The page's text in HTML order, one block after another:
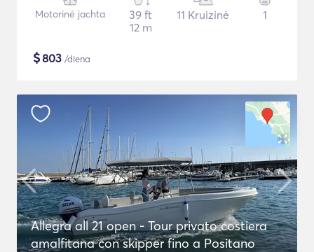
Motorinė jachta
39 ft
12 m
11 Kruizinė 1
$803 /diena
Allegra all 21 open - Tour privato costiera
amalfitana con skipper fino a Positano